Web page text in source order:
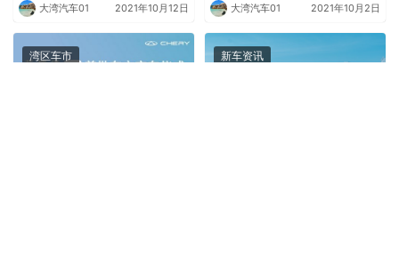
大湾汽车01 2021年10月12日 大湾汽车01 2021年10月2日
湾区车市 新车资讯